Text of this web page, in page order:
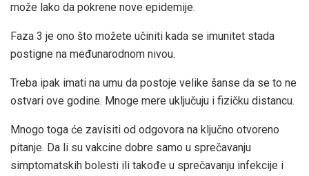
može lako da pokrene nove epidemije.
Faza 3 je ono što možete učiniti kada se imunitet stada
postigne na međunarodnom nivou.
Treba ipak imati na umu da postoje velike šanse da se to ne
ostvari ove godine. Mnoge mere uključuju i fizičku distancu.
Mnogo toga će zavisiti od odgovora na ključno otvoreno
pitanje. Da li su vakcine dobre samo u sprečavanju
simptomatskih bolesti ili takođe u sprečavanju infekcije i